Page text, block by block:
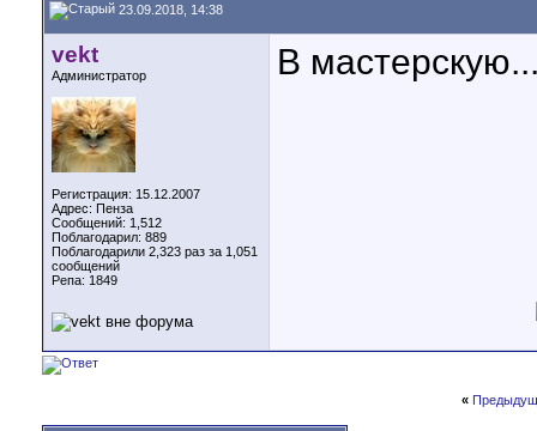
23.09.2018, 14:38
vekt
Администратор
Регистрация: 15.12.2007
Адрес: Пенза
Сообщений: 1,512
Поблагодарил: 889
Поблагодарили 2,323 раз за 1,051
сообщений
Репа: 1849
В
«